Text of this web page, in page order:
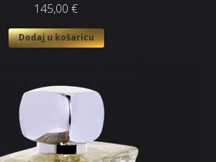
145,00 €
Dodaj u košaricu